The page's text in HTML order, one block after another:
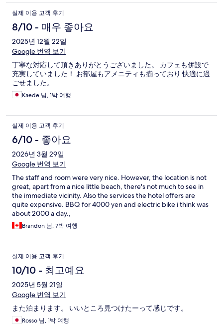
실제 이용 고객 후기
8/10 - 매우 좋아요
2025년 12월 22일
Google 번역 보기
丁寧な対応して頂きありがとうございました。 カフェも併設で
充実していました！ お部屋もアメニティも揃っており 快適に過
ごせました。
Kaede 님, 1박 여행
실제 이용 고객 후기
6/10 - 좋아요
2026년 3월 29일
Google 번역 보기
The staff and room were very nice. However, the location is not
great, apart from a nice little beach, there's not much to see in
the immediate vicinity. Also the services the hotel offers are
quite expensive. BBQ for 4000 yen and electric bike i think was
about 2000 a day.,
Brandon 님, 7박 여행
실제 이용 고객 후기
10/10 - 최고예요
2025년 5월 21일
Google 번역 보기
また泊まります。 いいところ見つけたーって感じです。
Rosso 님, 1박 여행